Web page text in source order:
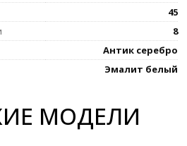
45
8
Антик серебро
Эмалит белый
МОДЕЛИ